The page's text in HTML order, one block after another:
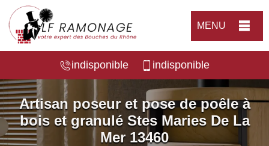
MENU
indisponible indisponible
Artisan poseur et pose de poêle à
bois et granulé Stes Maries De La
Mer 13460